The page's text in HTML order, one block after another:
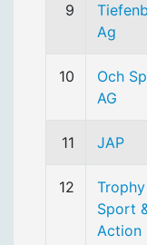
9
Ag
10
Och
AG
11 JAP
12
Trophy
Sport
Action